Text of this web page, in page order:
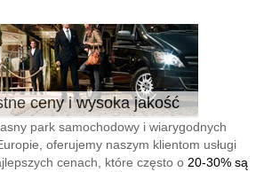
ceny i wysoka jakość
park samochodowy i wiarygodnych
oferujemy naszym klientom usługi
cenach, które często o 20-30% są